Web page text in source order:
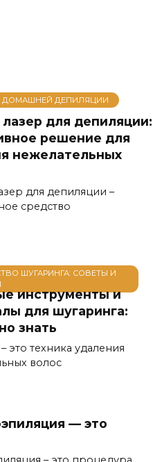
ДОМАШНЕЙ ДЕПИЛЯЦИИ
для депиляции:
решение для
нежелательных
для депиляции –
средство
ШУГАРИНГА: СОВЕТЫ И
инструменты и
для шугаринга:
знать
это техника удаления
волос
— это